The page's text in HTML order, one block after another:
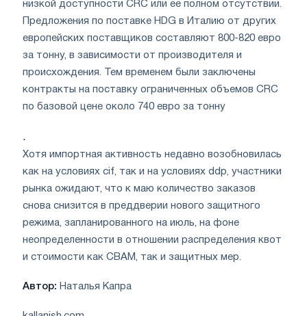
низкой доступности CRC или ее полном отсутствии.
Предложения по поставке HDG в Италию от других
европейских поставщиков составляют 800-820 евро
за тонну, в зависимости от производителя и
происхождения. Тем временем были заключены
контракты на поставку ограниченных объемов CRC
по базовой цене около 740 евро за тонну
.
Хотя импортная активность недавно возобновилась
как на условиях cif, так и на условиях ddp, участники
рынка ожидают, что к маю количество заказов
снова снизится в преддверии нового защитного
режима, запланированного на июль, на фоне
неопределенности в отношении распределения квот
и стоимости как CBAM, так и защитных мер.
Автор: Наталья Капра